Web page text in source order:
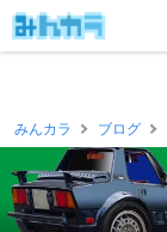
みんカラ ブログ